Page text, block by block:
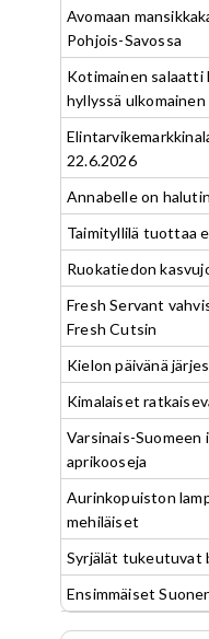
Avomaan
Pohjois-Savossa
Kotimainen salaatti
hyllyssä
22.6.2026
Annabelle on
Taimityllilä tuottaa
Ruokatiedon
Fresh Servant
Fresh Cutsin
Kielon päivänä
Kimalaiset
Varsinais-
aprikooseja
Aurinkopuiston
mehiläiset
Syrjälät tukeutuvat
Ensimmäiset